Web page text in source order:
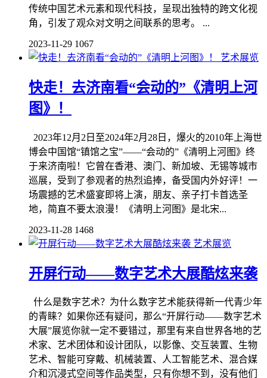
传统中国艺术元素和现代科技，呈现出独特的跨文化视
角，引发了观众对文明之间联系的思考。 ...
2023-11-29 1067
艺术展览
快走！去济南看“会动的”《清明上河
图》！
2023年12月2日至2024年2月28日，爆火的2010年上海世
博会中国馆“镇馆之宝”——“会动的”《清明上河图》终
于来济南啦！它曾在香港、澳门、新加坡、无锡等城市
巡展，受到了参观者的热烈追捧，备受国内外好评！一
场震撼的艺术盛宴即将上演，朋友、亲子打卡首选圣
地，简直不要太浪漫！《清明上河图》是北宋...
2023-11-28 1468
艺术展览
开屏行动——数字艺术大展酷炫来袭
什么是数字艺术？为什么数字艺术能获得新一代青少年
的青睐？如果你还有疑问，那么“开屏行动——数字艺术
大展”展览你就一定不要错过，那里有来自世界各地的艺
术家、艺术团体和设计团队，以影像、交互装置、生物
艺术、智能可穿戴、机械装置、人工智能艺术、混合媒
介和沉浸式空间等作品类型，只有你想不到，没有他们